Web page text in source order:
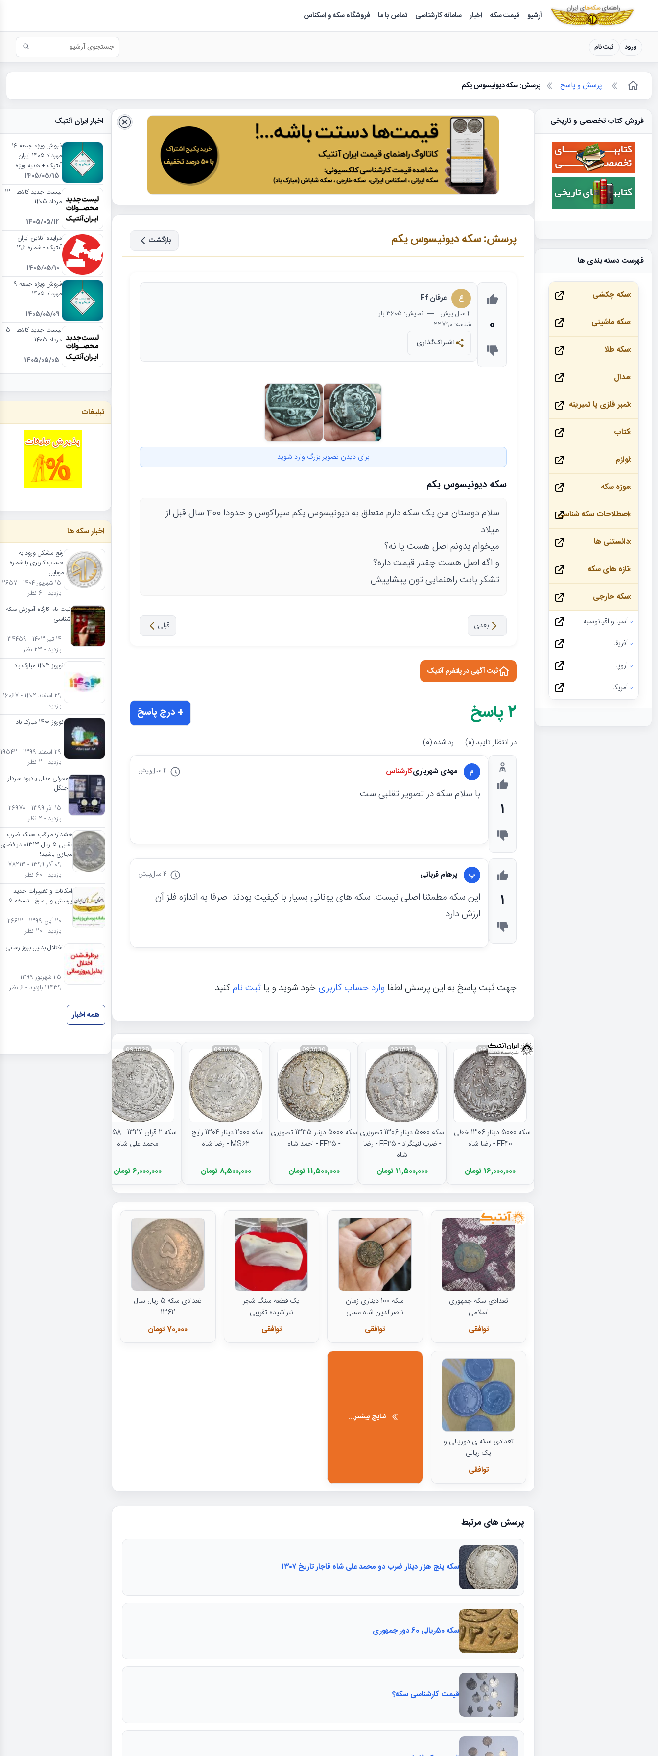
سکه ها ؛ راهنمای سکه شناسی
آرشیو قیمت سکه اخبار سامانه کارشناسی تماس با ما فروشگاه سکه و اسکناس
ورود ثبت نام
پرسش و پاسخ پرسش: سکه دیونیسوس یکم
پرسش: سکه دیونیسوس یکم بازگشت
0
ع عرفان Ff
4 سال پیش — نمایش: 3605 بار
شناسه: 22790
اشتراک‌گذاری
برای دیدن تصویر بزرگ وارد شوید
سکه دیونیسوس یکم
سلام دوستان من یک سکه دارم متعلق به دیونیسوس یکم سیراکوس و حدودا 400 سال قبل از
میلاد
میخوام بدونم اصل هست یا نه؟
و اگه اصل هست چقدر قیمت داره؟
تشکر بابت راهنمایی تون پیشاپیش
قبلی بعدی
ثبت آگهی در پلتفرم آنتیک
2پاسخ + درج پاسخ
در انتظار تایید (0) — رد شده (0
)
1
م مهدی شهریاریکارشناس 4 سال پیش
با سلام سکه در تصویر تقلبی ست
1
پ پرهام قربانی 4 سال پیش
این سکه مطمئنا اصلی نیست. سکه های یونانی بسیار با کیفیت بودند. صرفا به اندازه فلز آن
ارزش دارد
جهت ثبت پاسخ به این پرسش لطفا وارد حساب کاربریخود شوید و یاثبت نامکنید
093834
سکه 5000 دینار 1306 خطی -
EF40 - رضا شاه
16,000,000 تومان
093831
سکه 5000 دینار 1306 تصویری
- ضرب لنینگراد - EF45 - رضا
شاه
11,500,000 تومان
093830
سکه 5000 دینار 1335 تصویری
- EF45 - احمد شاه
11,500,000 تومان
093829
سکه 2000 دینار 1304 رایج -
MS62 - رضا شاه
8,500,000 تومان
093828
محمد علی شاه
6,000,000 تومان
تعدادی سکه جمهوری
اسلامی
توافقی
سکه 100 دیناری زمان
ناصرالدین شاه مسی
توافقی
یک قطعه سنگ شجر
نتراشیده تقریبی
توافقی
تعدادی سکه 5 ریال سال
1362
70,000 تومان
تعدادی سکه ی دوریالی و
یک ریالی
توافقی
نتایج بیشتر...
پرسش های مرتبط
سکه پنج هزار دینار ضرب دو محمد علی شاه قاجار تاریخ ۱۳۰۷
سکه 50ریالی 60 دور جمهوری
قیمت کارشناسی سکه؟
اخبار ایران آنتیک
فروش ویژه جمعه 16
مهرداد 1405 ایران
آنتیک + هدیه ویژه
1405/05/15
لیست جدید کالاها - 12
مرداد 1405
1405/05/12
مزایده آنلاین ایران
آنتیک - شماره 196
1405/05/10
فروش ویژه جمعه 9
مهرداد 1405
1405/05/09
لیست جدید کالاها - 5
مرداد 1405
1405/05/05
تبلیغات
اخبار سکه ها
رفع مشکل ورود به
حساب کاربری با شماره
موبایل
15 شهریور 1404 - 2657
بازدید - 6 نظر
ثبت نام کارگاه آموزش سکه
شناسی
14 تیر 1403 - 34459
بازدید - 23 نظر
نوروز 1403 مبارک باد
29 اسفند 1402 - 16067
بازدید
نوروز 1400 مبارک باد
29 اسفند 1399 - 19542
بازدید - 2 نظر
معرفی مدال یادبود سردار
جنگل
15 آذر 1399 - 26970
بازدید - 2 نظر
هشدار؛ مراقب «سکه ضرب
تقلبی 5 ریال 1313» در فضای
مجازی باشید!
09 آذر 1399 - 78213
بازدید - 60 نظر
امکانات و تغییرات جدید
پرسش و پاسخ - نسخه 5
20 آبان 1399 - 26612
بازدید - 20 نظر
اختلال بدلیل بروز رسانی
25 شهریور 1399 -
19439 بازدید - 6 نظر
همه اخبار
فروش کتاب تخصصی و تاریخی
فهرست دسته بندی ها
سکه چکشی
سکه ماشینی
سکه طلا
مدال
تمبر فلزی یا تمبرینه
کتاب
لوازم
موزه سکه
اصطلاحات سکه شناسی
دانستنی ها
تازه های سکه
سکه خارجی
آسیا و اقیانوسیه
آفریقا
اروپا
آمریکا